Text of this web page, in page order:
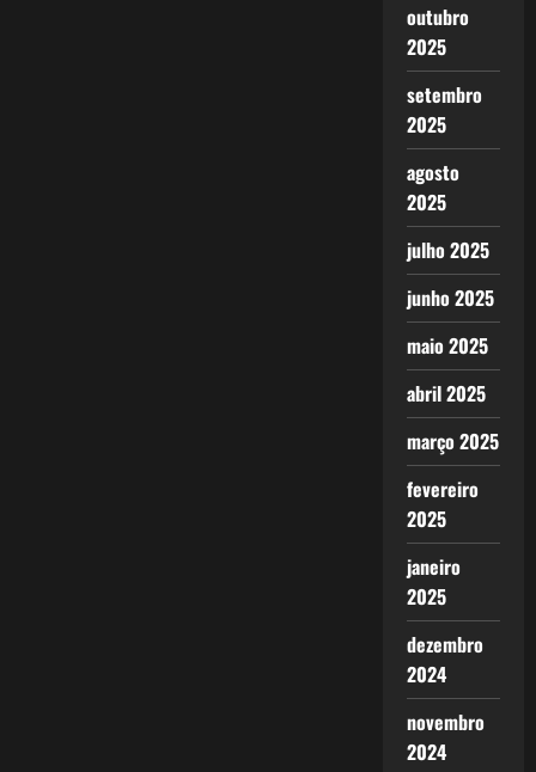
outubro
2025
setembro
2025
agosto
2025
julho 2025
junho 2025
maio 2025
abril 2025
março 2025
fevereiro
2025
janeiro
2025
dezembro
2024
novembro
2024